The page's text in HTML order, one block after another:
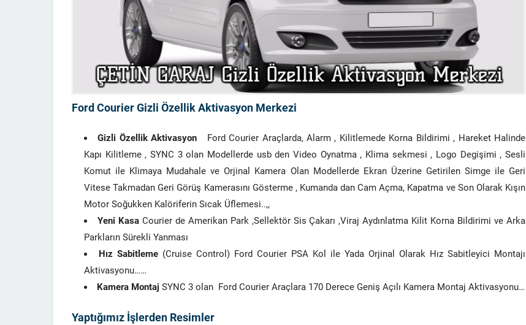
Ford Courier Gizli Özellik Aktivasyon Merkezi
Gizli Özellik Aktivasyon Ford Courier Araçlarda, Alarm , Kilitlemede Korna Bildirimi , Hareket Halinde
Kapı Kilitleme , SYNC 3 olan Modellerde usb den Video Oynatma , Klima sekmesi , Logo Degişimi , Sesli
Komut ile Klimaya Mudahale ve Orjinal Kamera Olan Modellerde Ekran Üzerine Getirilen Simge ile Geri
Vitese Takmadan Geri Görüş Kamerasını Gösterme , Kumanda dan Cam Açma, Kapatma ve Son Olarak Kışın
Motor Soğukken Kalöriferin Sıcak Üflemesi..,,
Yeni KasaCourier de Amerikan Park ,Sellektör Sis Çakarı ,Viraj Aydınlatma Kilit Korna Bildirimi ve Arka
Parkların Sürekli Yanması
Hız Sabitleme (Cruise Control) Ford Courier PSA Kol ile Yada Orjinal Olarak Hız Sabitleyici Montajı
Aktivasyonu……
Kamera Montaj SYNC 3 olan Ford Courier Araçlara 170 Derece Geniş Açılı Kamera Montaj Aktivasyonu…
Yaptığımız İşlerden Resimler